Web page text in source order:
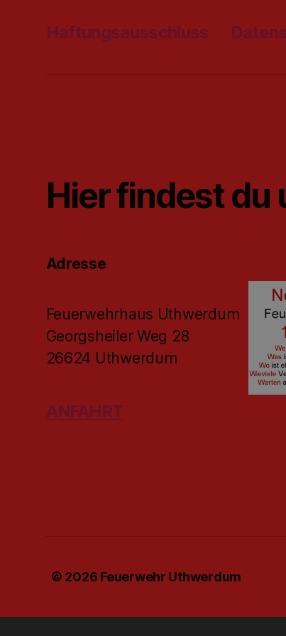
Haftungsausschluss
Hier findest du
Adresse
Feuerwehrhaus Uthwerdum
Georgsheiler Weg 28
26624 Uthwerdum
ANFAHRT
© 2026 Feuerwehr Uthwerdum